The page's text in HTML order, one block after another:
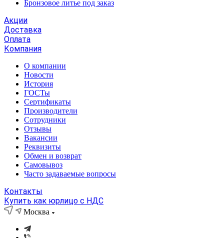
Бронзовое литье под заказ
Акции
Доставка
Оплата
Компания
О компании
Новости
История
ГОСТы
Сертификаты
Производители
Сотрудники
Отзывы
Вакансии
Реквизиты
Обмен и возврат
Самовывоз
Часто задаваемые вопросы
Контакты
Купить как юрлицо с НДС
Москва